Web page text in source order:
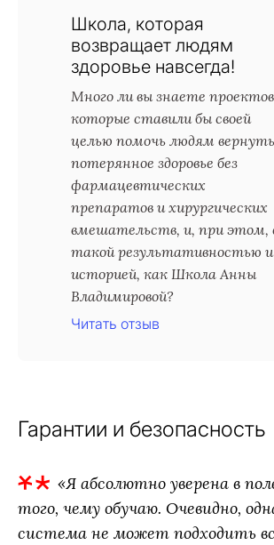
Школа, которая
возвращает людям
здоровье навсегда!
Много ли вы знаете
которые ставили бы своей
целью помочь людям вернуть
потерянное здоровье без
фармацевтических
препаратов и хирургических
вмешательств, и, при этом,
такой результативностью и
историей, как Школа Анны
Владимировой?
Читать отзыв
Гарантии и безопасность
«Я абсолютно уверена в
того, чему обучаю. Очевидно,
система не может подходить